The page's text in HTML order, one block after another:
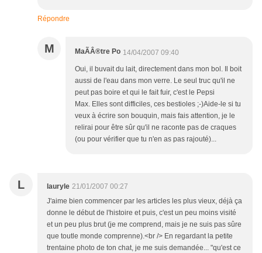
Répondre
M MaÃÂ®tre Po 14/04/2007 09:40
Oui, il buvait du lait, directement dans mon bol. Il boit
aussi de l'eau dans mon verre. Le seul truc qu'il ne
peut pas boire et qui le fait fuir, c'est le Pepsi
Max. Elles sont difficiles, ces bestioles ;-)Aide-le si tu
veux à écrire son bouquin, mais fais attention, je le
relirai pour être sûr qu'il ne raconte pas de craques
(ou pour vérifier que tu n'en as pas rajouté)...
L lauryle 21/01/2007 00:27
J'aime bien commencer par les articles les plus vieux, déjà ça
donne le début de l'histoire et puis, c'est un peu moins visité
et un peu plus brut (je me comprend, mais je ne suis pas sûre
que toutle monde comprenne).<br /> En regardant la petite
trentaine photo de ton chat, je me suis demandée... "qu'est ce